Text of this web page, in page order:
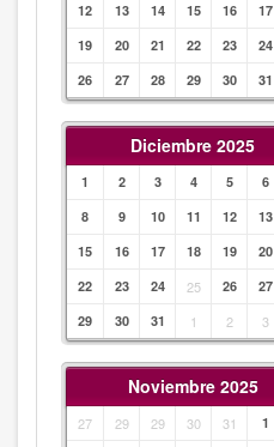
12
13 14 15 16 17
19
20 21 22 23 24
26
27 28 29 30 31
Diciembre 2025
1 2 3 4 5 6
8
9 10 11 12 13
15
16 17 18 19 20
22
23 24 25 26 27
29
30 31 1 2 3
Noviembre 2025
27 29 29 30 31 1